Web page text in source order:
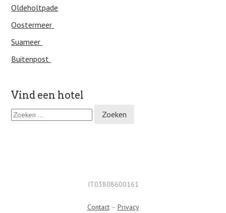
Oldeholtpade
Oostermeer
Suameer
Buitenpost
Vind een hotel
Z
o
IT03808600161
Contact– Privacy